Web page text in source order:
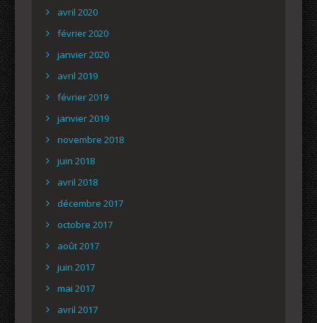
avril 2020
février 2020
janvier 2020
avril 2019
février 2019
janvier 2019
novembre 2018
juin 2018
avril 2018
décembre 2017
octobre 2017
août 2017
juin 2017
mai 2017
avril 2017